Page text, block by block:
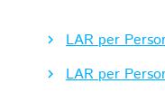
LAR per
LAR per